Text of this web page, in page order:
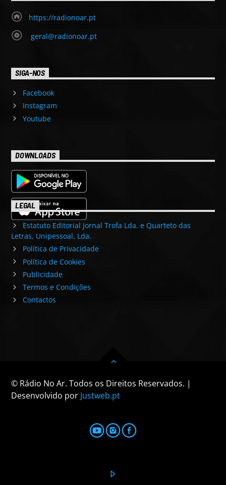
https://radionoar.pt
geral@radionoar.pt
SIGA-NOS
Facebook
Instagram
Youtube
DOWNLOADS
LEGAL
Estatuto Editorial Jornal Trofa Lda. e Quarteto das
Letras, Unipessoal, Lda.
Política de Privacidade
Política de Cookies
Publicidade
Termos e Condições
Contactos
© Rádio No Ar. Todos os Direitos Reservados. |
Desenvolvido por Justweb.pt